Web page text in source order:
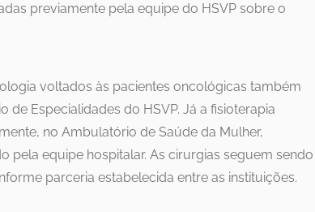
previamente pela equipe do HSVP sobre o
voltados às pacientes oncológicas também
Especialidades do HSVP. Já a fisioterapia
no Ambulatório de Saúde da Mulher,
pela equipe hospitalar. As cirurgias seguem sendo
parceria estabelecida entre as instituições.